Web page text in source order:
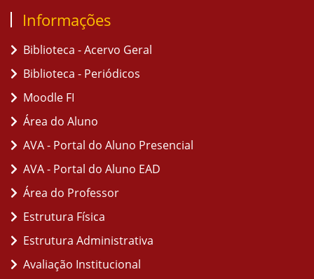
Informações
Biblioteca - Acervo Geral
Biblioteca - Periódicos
Moodle FI
Área do Aluno
AVA - Portal do Aluno Presencial
AVA - Portal do Aluno EAD
Área do Professor
Estrutura Física
Estrutura Administrativa
Avaliação Institucional